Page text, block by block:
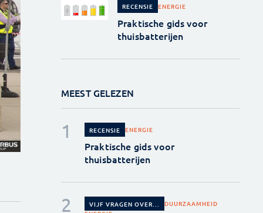
RECENSIE ENERGIE
Praktische gids voor
thuisbatterijen
MEEST GELEZEN
RECENSIE ENERGIE
Praktische gids voor
thuisbatterijen
VIJF VRAGEN OVER...
DUURZAAMHEID